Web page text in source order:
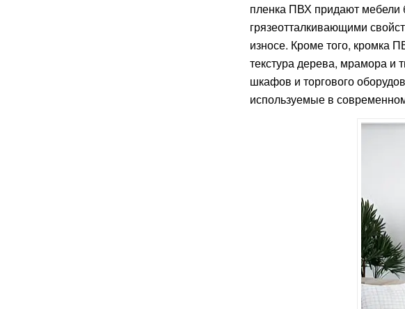
пленка ПВХ придают мебели
грязеотталкивающими
износе. Кроме того, кромка
текстура дерева, мрамора и
шкафов и торгового
используемые в